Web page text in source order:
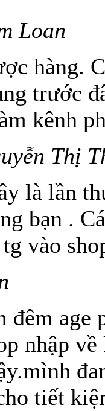
Loan
hàng.
trước
kênh
Thị
là lần
bạn .
vào
đêm
nhập
tiết